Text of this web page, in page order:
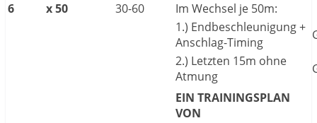
6
x50 30-60
Im Wechsel je 50m:
1.) Endbeschleunigung +
Anschlag-Timing
2.) Letzten 15m ohne
Atmung
EIN TRAININGSPLAN
VON